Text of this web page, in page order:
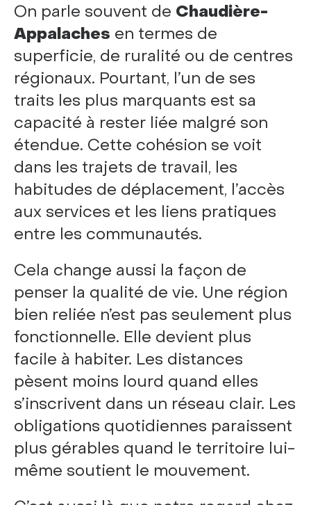
On parle souvent de Chaudière-
Appalaches en termes de
superficie, de ruralité ou de centres
régionaux. Pourtant, l’un de ses
traits les plus marquants est sa
capacité à rester liée malgré son
étendue. Cette cohésion se voit
dans les trajets de travail, les
habitudes de déplacement, l’accès
aux services et les liens pratiques
entre les communautés.
Cela change aussi la façon de
penser la qualité de vie. Une région
bien reliée n’est pas seulement plus
fonctionnelle. Elle devient plus
facile à habiter. Les distances
pèsent moins lourd quand elles
s’inscrivent dans un réseau clair. Les
obligations quotidiennes paraissent
plus gérables quand le territoire lui-
même soutient le mouvement.